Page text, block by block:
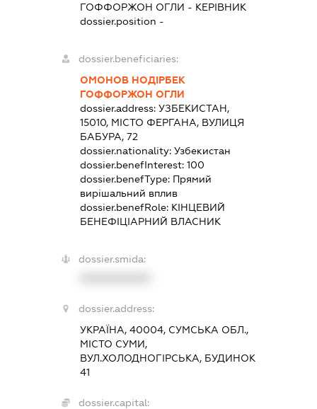
ГОФФОРЖОН ОГЛИ - КЕРІВНИК
dossier.position -
dossier.beneficiaries:
ОМОНОВ НОДІРБЕК
ГОФФОРЖОН ОГЛИ
dossier.address:УЗБЕКИСТАН,
15010, МІСТО ФЕРГАНА, ВУЛИЦЯ
БАБУРА, 72
dossier.nationality:Узбекистан
dossier.benefInterest:100
dossier.benefType: Прямий
вирішальний вплив
dossier.benefRole: КІНЦЕВИЙ
БЕНЕФІЦІАРНИЙ ВЛАСНИК
dossier.smida:
dossier.address:
УКРАЇНА, 40004, СУМСЬКА ОБЛ.,
МІСТО СУМИ,
ВУЛ.ХОЛОДНОГІРСЬКА, БУДИНОК
41
dossier.capital: